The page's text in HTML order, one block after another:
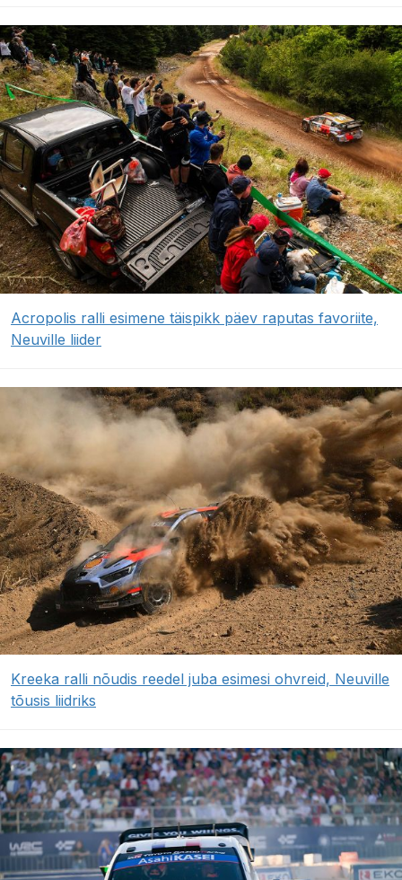
Acropolis ralli esimene täispikk päev raputas favoriite,
Neuville liider
Kreeka ralli nõudis reedel juba esimesi ohvreid, Neuville
tõusis liidriks